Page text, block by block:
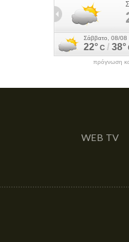
πρόγνωση
WEB TV